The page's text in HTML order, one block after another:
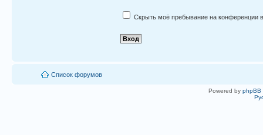
Скрыть моё пребывание на конференции в
Список форумов
Powered by phpBB